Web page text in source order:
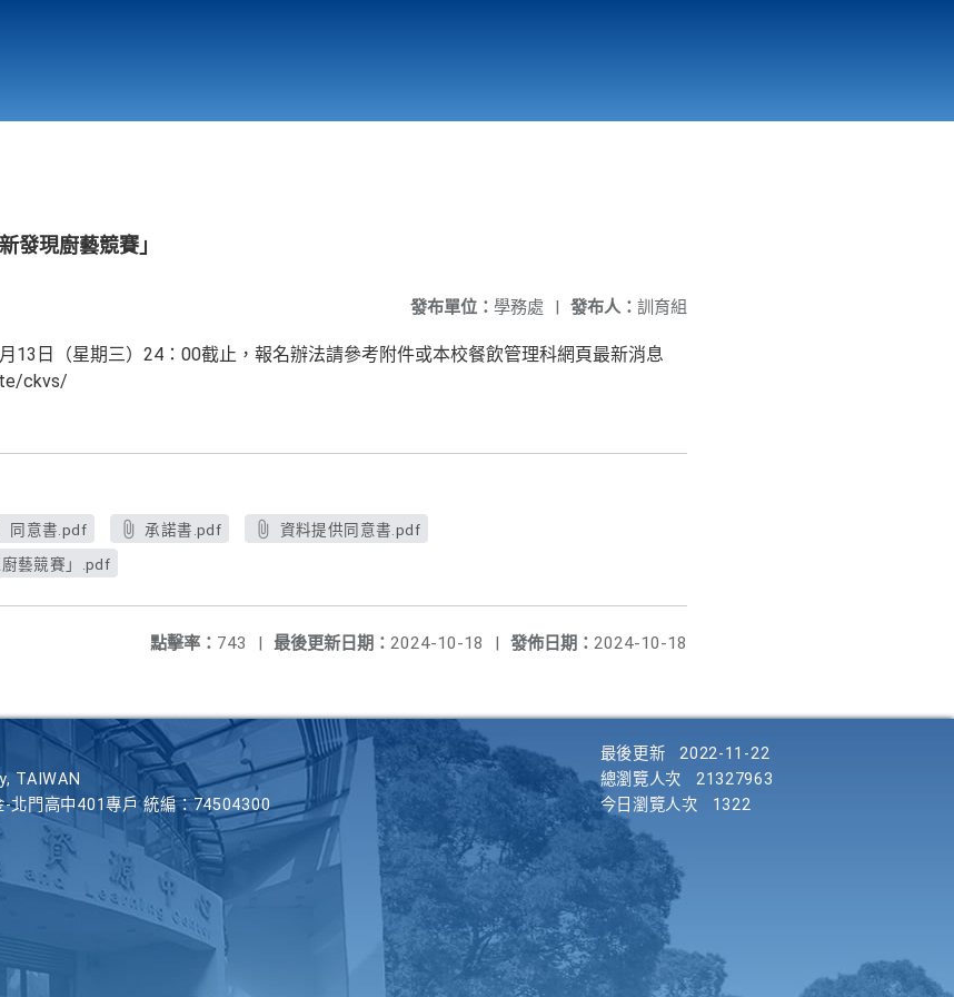
發現廚藝競賽」
發布人： 訓育組
發布單位： 學務處 |
13日（星期三）24：00截止，報名辦法請參考附件或本校餐飲管理科網頁最新消息
ckvs/
同意書.pdf 承諾書.pdf
資料提供同意書.pdf
廚藝競賽」.pdf
發佈日期： 2024-10-18
最後更新日期： 2024-10-18 |
點擊率： 743 |
TAIWAN
北門高中401專戶 統編：74504300
最後更新
2022-11-22
總瀏覽人次
21327963
今日瀏覽人次
1322